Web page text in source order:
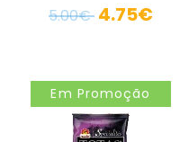
5.00€ 4.75€
Em Promoção